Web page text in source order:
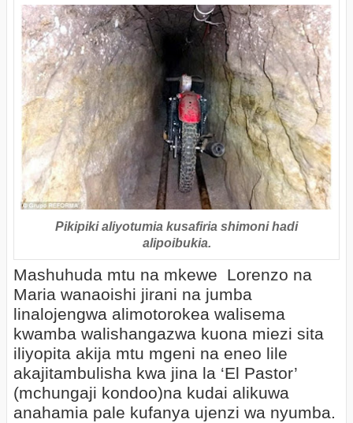
Pikipiki aliyotumia kusafiria shimoni hadi
alipoibukia.
Mashuhuda mtu na mkewe Lorenzo na
Maria wanaoishi jirani na jumba
linalojengwa alimotorokea walisema
kwamba walishangazwa kuona miezi sita
iliyopita akija mtu mgeni na eneo lile
akajitambulisha kwa jina la ‘El Pastor’
(mchungaji kondoo)na kudai alikuwa
anahamia pale kufanya ujenzi wa nyumba.